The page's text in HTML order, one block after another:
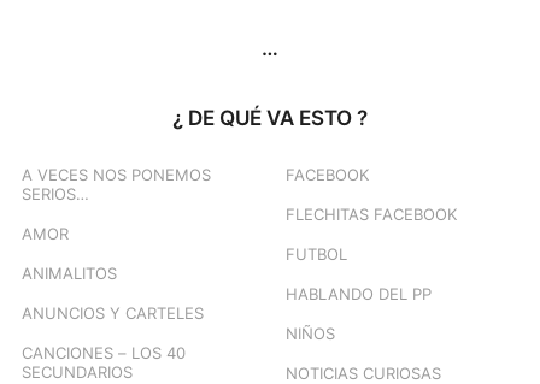
…
¿ DE QUÉ VA ESTO ?
A VECES NOS PONEMOS
SERIOS…
AMOR
ANIMALITOS
ANUNCIOS Y CARTELES
CANCIONES – LOS 40
SECUNDARIOS
FACEBOOK
FLECHITAS FACEBOOK
FUTBOL
HABLANDO DEL PP
NIÑOS
NOTICIAS CURIOSAS